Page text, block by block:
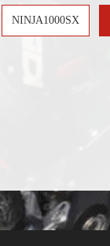
NINJA1000SX